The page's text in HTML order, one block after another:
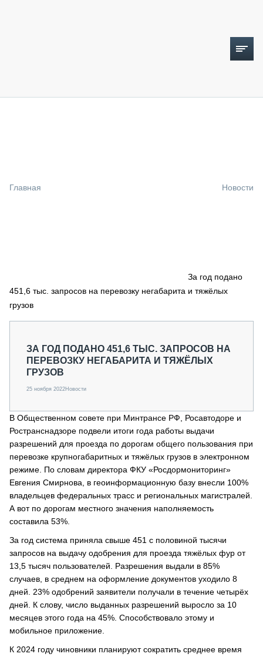
СПЕЦПРОЕКТЫ
МЕРОПРИЯТИЯ
СТАТЬИ ПО КАТЕГОРИЯМ ТЕХНИКИ
Главная Новости
За год подано
451,6 тыс. запросов на перевозку негабарита и тяжёлых
грузов
ЗА ГОД ПОДАНО 451,6 ТЫС. ЗАПРОСОВ НА
ПЕРЕВОЗКУ НЕГАБАРИТА И ТЯЖЁЛЫХ
ГРУЗОВ
25 ноября 2022Новости
В Общественном совете при Минтрансе РФ, Росавтодоре и
Ространснадзоре подвели итоги года работы выдачи
разрешений для проезда по дорогам общего пользования при
перевозке крупногабаритных и тяжёлых грузов в электронном
режиме. По словам директора ФКУ «Росдормониторинг»
Евгения Смирнова, в геоинформационную базу внесли 100%
владельцев федеральных трасс и региональных магистралей.
А вот по дорогам местного значения наполняемость
составила 53%.
За год система приняла свыше 451 с половиной тысячи
запросов на выдачу одобрения для проезда тяжёлых фур от
13,5 тысяч пользователей. Разрешения выдали в 85%
случаев, в среднем на оформление документов уходило 8
дней. 23% одобрений заявители получали в течение четырёх
дней. К слову, число выданных разрешений выросло за 10
месяцев этого года на 45%. Способствовало этому и
мобильное приложение.
К 2024 году чиновники планируют сократить среднее время